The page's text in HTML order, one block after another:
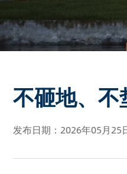
不砸地、
发布日期：2026年05月25